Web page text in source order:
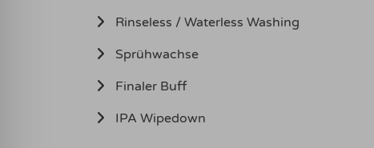
Rinseless / Waterless Washing
Sprühwachse
Finaler Buff
IPA Wipedown